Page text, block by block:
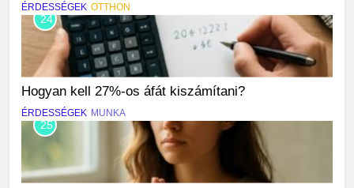
ÉRDESSÉGEK OTTHON
24
Hogyan kell 27%-os áfát kiszámítani?
ÉRDESSÉGEK MUNKA
25